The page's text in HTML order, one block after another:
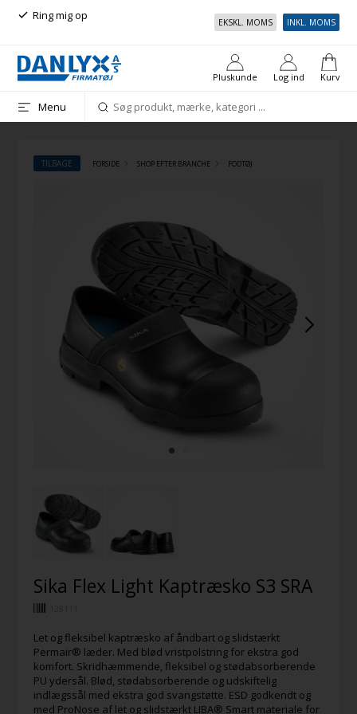
Ring mig op
Gratis fragt over 999 kr. inkl.
momsEKSKL. MOMS INKL. MOMS
Pluskunde Log ind Kurv
Menu
TILBAGE FORSIDE SHOP EFTER BRANCHE FODTØJ
Sika Flex Light Kaptræsko S3 SRA
Let og fleksibel kaptræsko af åndbart og slidstærkt
Permair® læder. Med blød vristpolstring for ekstra god
komfort. Skridhæmmende, fleksibel og stødabsorberende
PU ydersål. Blød, stødabsorberende og udskiftelig
indlægssål med ekstra god svangstøtte. ESD godkendt og
med ProNose af let og slidstærkt LIBA® Smart materiale for